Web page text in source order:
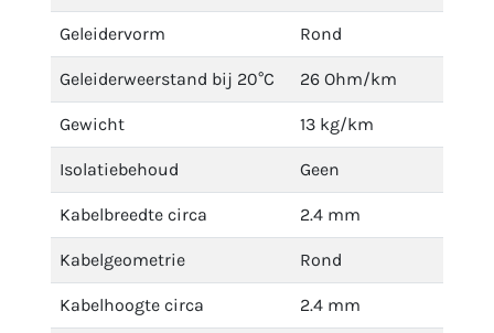
Geleidervorm Rond
Geleiderweerstand bij 20°C 26 Ohm/km
Gewicht 13 kg/km
Isolatiebehoud Geen
Kabelbreedte circa 2.4 mm
Kabelgeometrie Rond
Kabelhoogte circa 2.4 mm